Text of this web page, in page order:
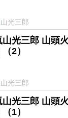
光三郎
山光三郎 山頭
（2）
光三郎
山光三郎 山頭
（1）